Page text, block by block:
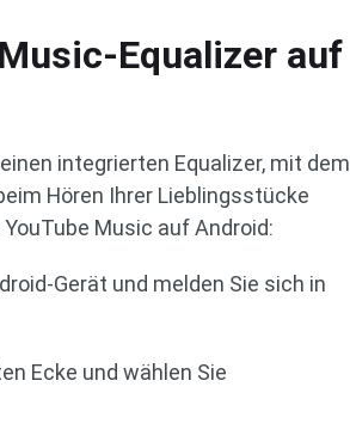
Equalizer auf
integrierten Equalizer, mit dem
Hören Ihrer Lieblingsstücke
Music auf Android:
Gerät und melden Sie sich in
Ecke und wählen Sie